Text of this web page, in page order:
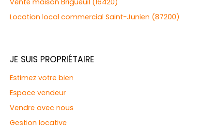
Location local commercial Saint-Junien (87200)
JE SUIS PROPRIÉTAIRE
Estimez votre bien
Espace vendeur
Vendre avec nous
Gestion locative